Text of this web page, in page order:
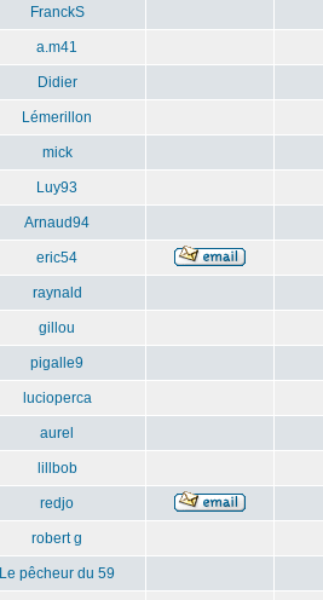
FranckS
a.m41
Didier
Lémerillon
mick
Luy93
Arnaud94
eric54
raynald
gillou
pigalle9
lucioperca
aurel
lillbob
redjo
robert g
Le pêcheur du 59